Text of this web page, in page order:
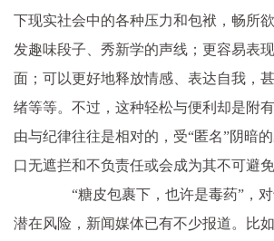
下现实社会中的各种压力和包袱，畅所
发趣味段子、秀新学的声线；更容易表
面；可以更好地释放情感、表达自我，
绪等等。不过，这种轻松与便利却是附
由与纪律往往是相对的，受“匿名”阴暗
口无遮拦和不负责任或会成为其不可避免
“糖皮包裹下，也许是毒药”，对
潜在风险，新闻媒体已有不少报道。比